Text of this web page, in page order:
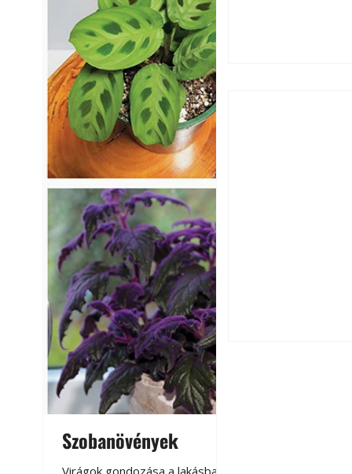
Szobanövények